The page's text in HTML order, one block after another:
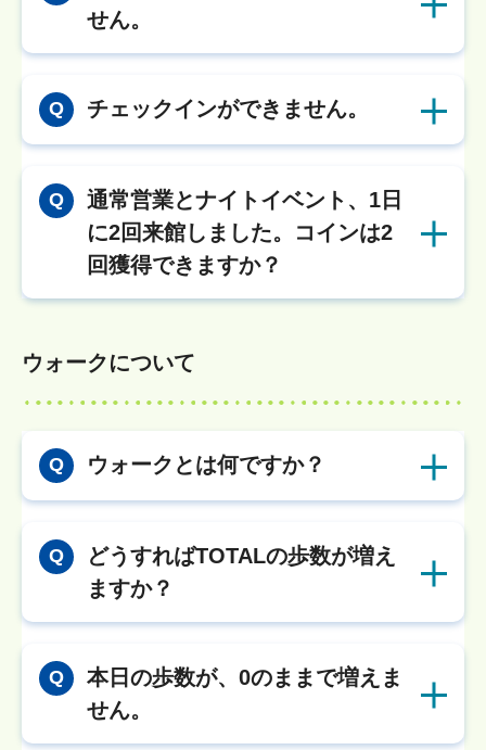
せん。
Q チェックインができません。
Q
通常営業とナイトイベント、1日
に2回来館しました。コインは2
回獲得できますか？
ウォークについて
Q ウォークとは何ですか？
Q
どうすればTOTALの歩数が増え
ますか？
Q
本日の歩数が、0のままで増えま
せん。